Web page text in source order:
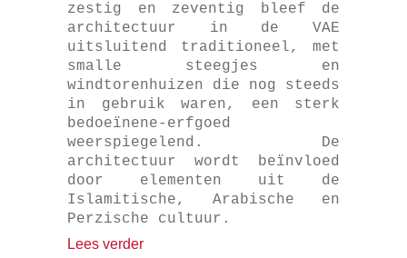
zestig en zeventig bleef de
architectuur in de VAE
uitsluitend traditioneel, met
smalle steegjes en
windtorenhuizen die nog steeds
in gebruik waren, een sterk
bedoeïnene-erfgoed
weerspiegelend. De
architectuur wordt beïnvloed
door elementen uit de
Islamitische, Arabische en
Perzische cultuur.
Lees verder